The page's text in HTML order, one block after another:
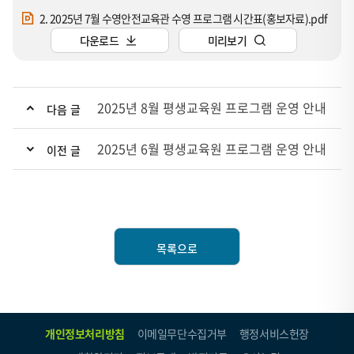
2. 2025년 7월 수영안전교육관 수영 프로그램 시간표(홍보자료).pdf
다운로드
미리보기
다음 글 2025년 8월 평생교육원 프로그램 운영 안내
이전 글 2025년 6월 평생교육원 프로그램 운영 안내
목록으로
개인정보처리방침 이메일무단수집거부
행정서비스헌장